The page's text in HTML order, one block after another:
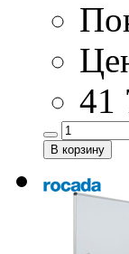
41